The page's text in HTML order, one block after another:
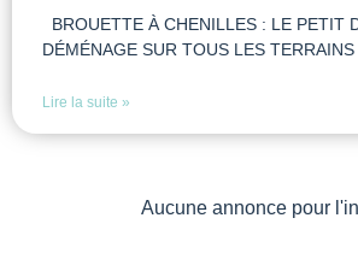
BROUETTE À CHENILLES : LE PETIT
DÉMÉNAGE SUR TOUS LES
Lire la suite »
Aucune annonce pour